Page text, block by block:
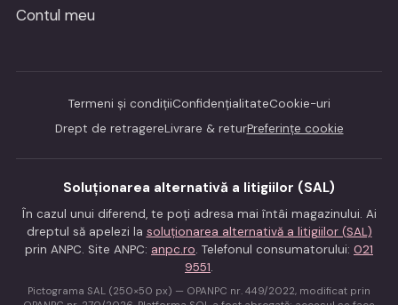
Contul meu
Termeni și condițiiConfidențialitateCookie-uri
Drept de retragereLivrare & returPreferințe cookie
Soluționarea alternativă a litigiilor (SAL)
În cazul unui diferend, te poți adresa mai întâi magazinului. Ai
dreptul să apelezi la soluționarea alternativă a litigiilor (SAL)
prin ANPC. Site ANPC: anpc.ro. Telefonul consumatorului: 021
9551.
Pictograma SAL (250×50 px) — OPANPC nr. 449/2022, modificat prin